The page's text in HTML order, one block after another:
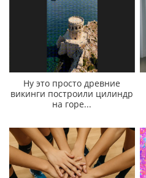
Ну это просто древние
викинги построили цилиндр
на горе...